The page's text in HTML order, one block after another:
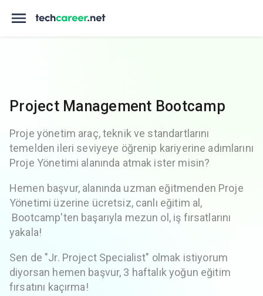
Project Management Bootcamp
Proje yönetim araç, teknik ve standartlarını
temelden ileri seviyeye öğrenip kariyerine adımlarını
Proje Yönetimi alanında atmak ister misin?
Hemen başvur, alanında uzman eğitmenden Proje
Yönetimi üzerine ücretsiz, canlı eğitim al,
Bootcamp'ten başarıyla mezun ol, iş fırsatlarını
yakala!
Sen de "Jr. Project Specialist" olmak istiyorum
diyorsan hemen başvur, 3 haftalık yoğun eğitim
fırsatını kaçırma!